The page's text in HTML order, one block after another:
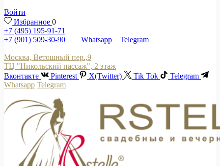
Войти
Избранное 0
+7 (495) 195-91-71
+7 (901) 509-30-90
Whatsapp Telegram
Москва, Ветошный пер.,9
ТЦ "Никольский пассаж", 2 этаж
Вконтакте
Pinterest X(Twitter) Tik Tok
Telegram
Whatsapp Telegram